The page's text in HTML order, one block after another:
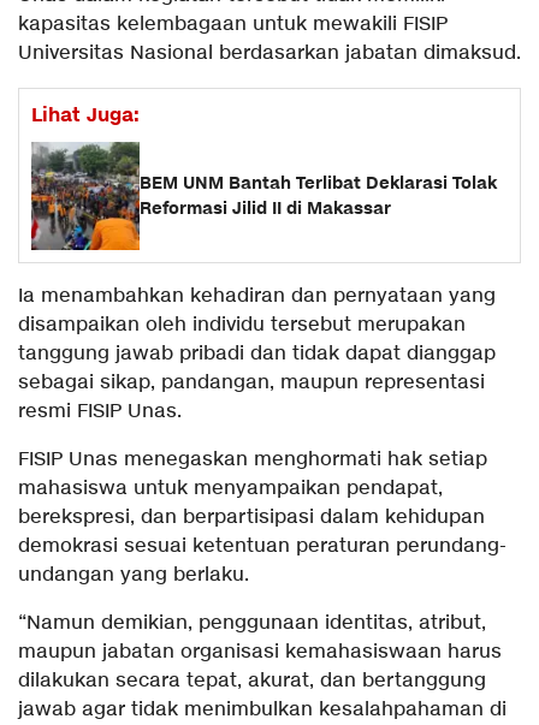
kapasitas kelembagaan untuk mewakili FISIP
Universitas Nasional berdasarkan jabatan dimaksud.
Lihat Juga:
BEM UNM Bantah Terlibat Deklarasi Tolak
Reformasi Jilid II di Makassar
Ia menambahkan kehadiran dan pernyataan yang
disampaikan oleh individu tersebut merupakan
tanggung jawab pribadi dan tidak dapat dianggap
sebagai sikap, pandangan, maupun representasi
resmi FISIP Unas.
FISIP Unas menegaskan menghormati hak setiap
mahasiswa untuk menyampaikan pendapat,
berekspresi, dan berpartisipasi dalam kehidupan
demokrasi sesuai ketentuan peraturan perundang-
undangan yang berlaku.
“Namun demikian, penggunaan identitas, atribut,
maupun jabatan organisasi kemahasiswaan harus
dilakukan secara tepat, akurat, dan bertanggung
jawab agar tidak menimbulkan kesalahpahaman di